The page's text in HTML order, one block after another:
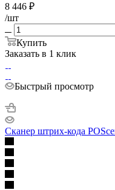
8 446 ₽
/шт
Купить
Заказать в 1 клик
Быстрый просмотр
Сканер штрих-кода